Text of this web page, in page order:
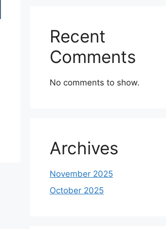
Recent
Comments
No comments to show.
Archives
November 2025
October 2025